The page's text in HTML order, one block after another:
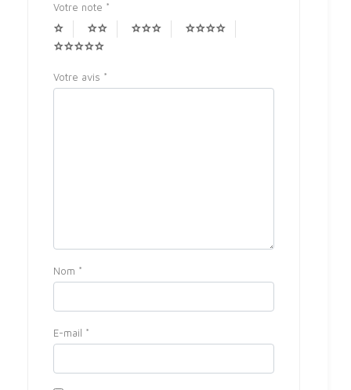
Votre note *
Votre avis *
Nom *
E-mail *